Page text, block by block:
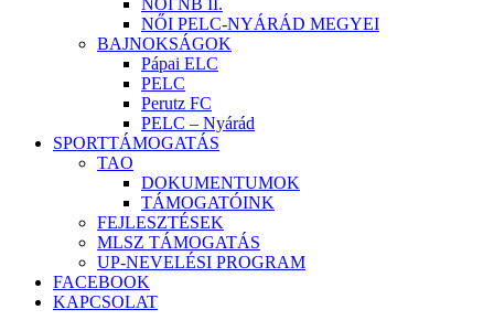
NŐI NB II.
NŐI PELC-NYÁRÁD MEGYEI
BAJNOKSÁGOK
Pápai ELC
PELC
Perutz FC
PELC – Nyárád
SPORTTÁMOGATÁS
TAO
DOKUMENTUMOK
TÁMOGATÓINK
FEJLESZTÉSEK
MLSZ TÁMOGATÁS
UP-NEVELÉSI PROGRAM
FACEBOOK
KAPCSOLAT